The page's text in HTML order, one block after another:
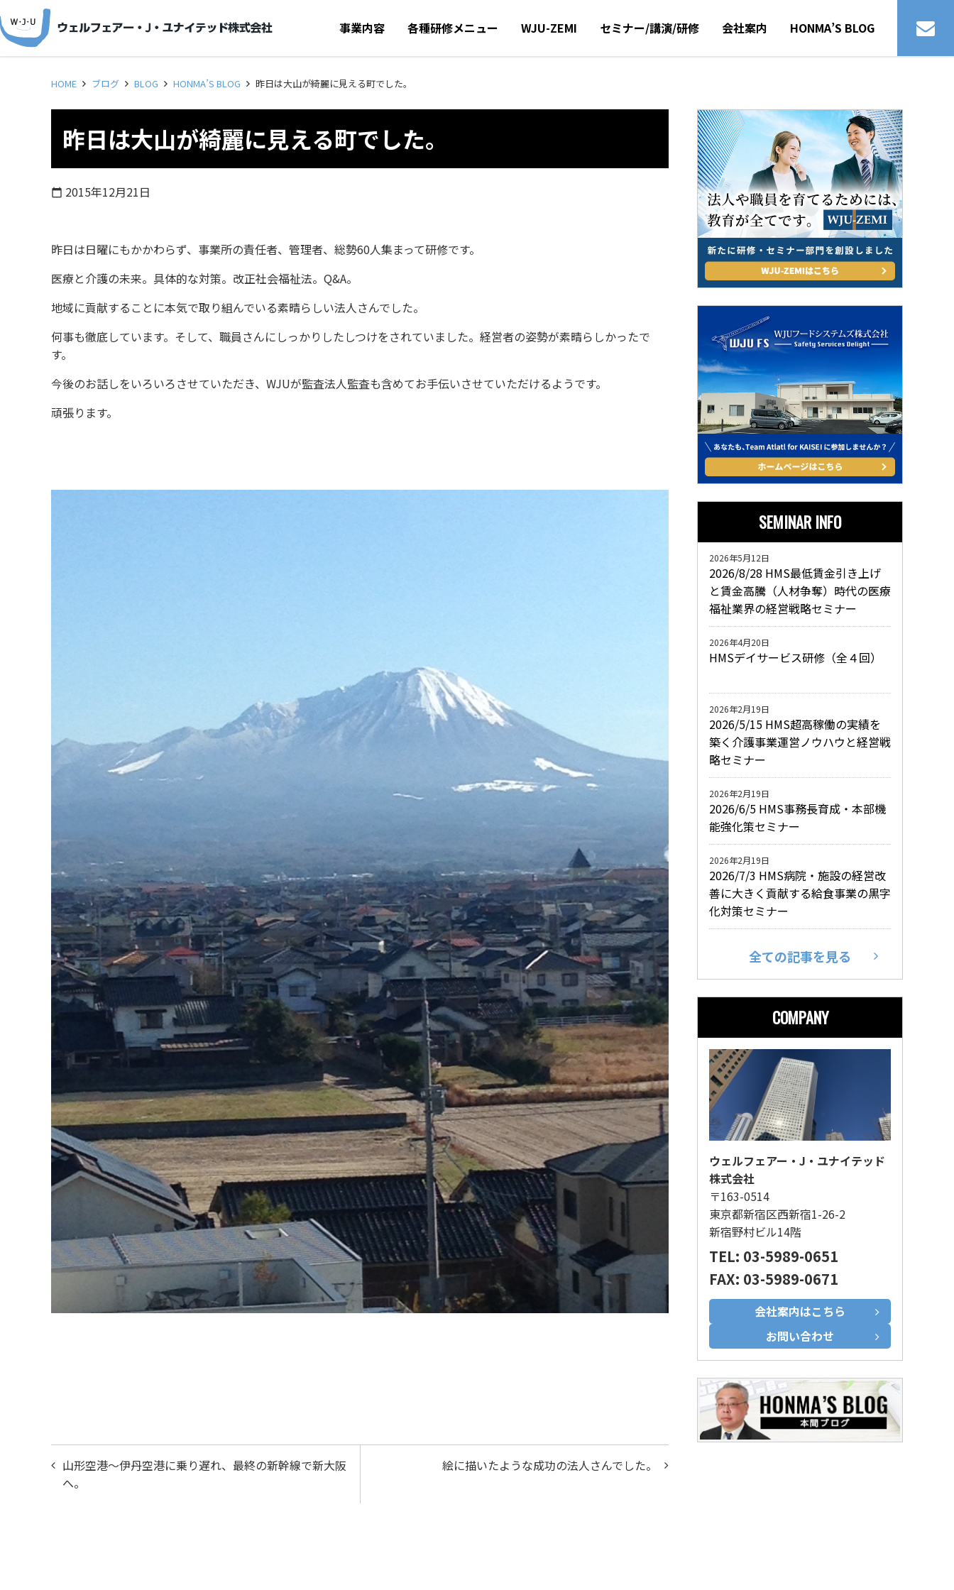
事業内容 各種研修メニュー WJU-ZEMI セミナー/講演/研修 会社案内 HONMA’S BLOG
HOME ブログ BLOG HONMA’S BLOG 昨日は大山が綺麗に見える町でした。
昨日は大山が綺麗に見える町でした。
calendar_today 2015年12月21日
昨日は日曜にもかかわらず、事業所の責任者、管理者、総勢60人集まって研修です。
医療と介護の未来。具体的な対策。改正社会福祉法。Q&A。
地域に貢献することに本気で取り組んでいる素晴らしい法人さんでした。
何事も徹底しています。そして、職員さんにしっかりしたしつけをされていました。経営者の姿勢が素晴らしかったで
す。
今後のお話しをいろいろさせていただき、WJUが監査法人監査も含めてお手伝いさせていただけるようです。
頑張ります。
投
稿
絵に描いたような成功の法人さんでした。
山形空港〜伊丹空港に乗り遅れ、最終の新幹線で新大阪
へ。
SEMINAR INFO
2026/8/28 HMS最低賃金引き上げ
と賃金高騰（人材争奪）時代の医療
福祉業界の経営戦略セミナー
2026年5月12日
HMSデイサービス研修（全４回）
2026年4月20日
2026/5/15 HMS超高稼働の実績を
築く介護事業運営ノウハウと経営戦
略セミナー
2026年2月19日
2026/6/5 HMS事務長育成・本部機
能強化策セミナー
2026年2月19日
2026/7/3 HMS病院・施設の経営改
善に大きく貢献する給食事業の黒字
化対策セミナー
2026年2月19日
全ての記事を見る
COMPANY
ウェルフェアー・J・ユナイテッド
株式会社
〒163-0514
東京都新宿区西新宿1-26-2
新宿野村ビル14階
TEL: 03-5989-0651
FAX: 03-5989-0671
会社案内はこちら
お問い合わせ